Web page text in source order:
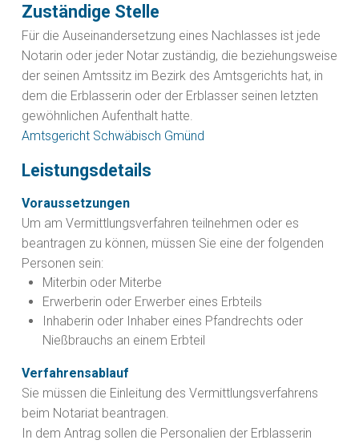
Zuständige Stelle
Für die Auseinandersetzung eines Nachlasses ist jede
Notarin oder jeder Notar zuständig, die beziehungsweise
der seinen Amtssitz im Bezirk des Amtsgerichts hat, in
dem die Erblasserin oder der Erblasser seinen letzten
gewöhnlichen Aufenthalt hatte.
Amtsgericht Schwäbisch Gmünd
Leistungsdetails
Voraussetzungen
Um am Vermittlungsverfahren teilnehmen oder es
beantragen zu können, müssen Sie eine der folgenden
Personen sein:
Miterbin oder Miterbe
Erwerberin oder Erwerber eines Erbteils
Inhaberin oder Inhaber eines Pfandrechts oder
Nießbrauchs an einem Erbteil
Verfahrensablauf
Sie müssen die Einleitung des Vermittlungsverfahrens
beim Notariat beantragen.
In dem Antrag sollen die Personalien der Erblasserin